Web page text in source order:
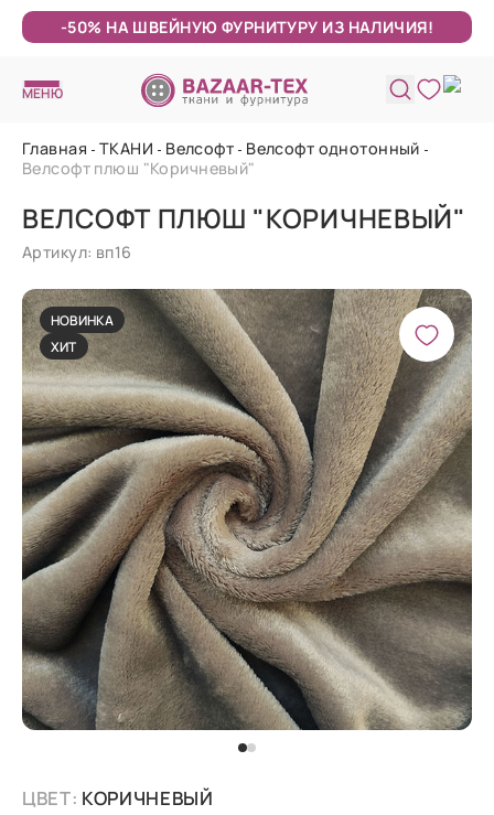
-50% НА ШВЕЙНУЮ ФУРНИТУРУ ИЗ НАЛИЧИЯ!
МЕНЮ
Главная ТКАНИ Велсофт
Велсофт однотонный
Велсофт плюш "Коричневый"
ВЕЛСОФТ ПЛЮШ "КОРИЧНЕВЫЙ"
Артикул: вп16
НОВИНКА
ХИТ
ЦВЕТ: КОРИЧНЕВЫЙ